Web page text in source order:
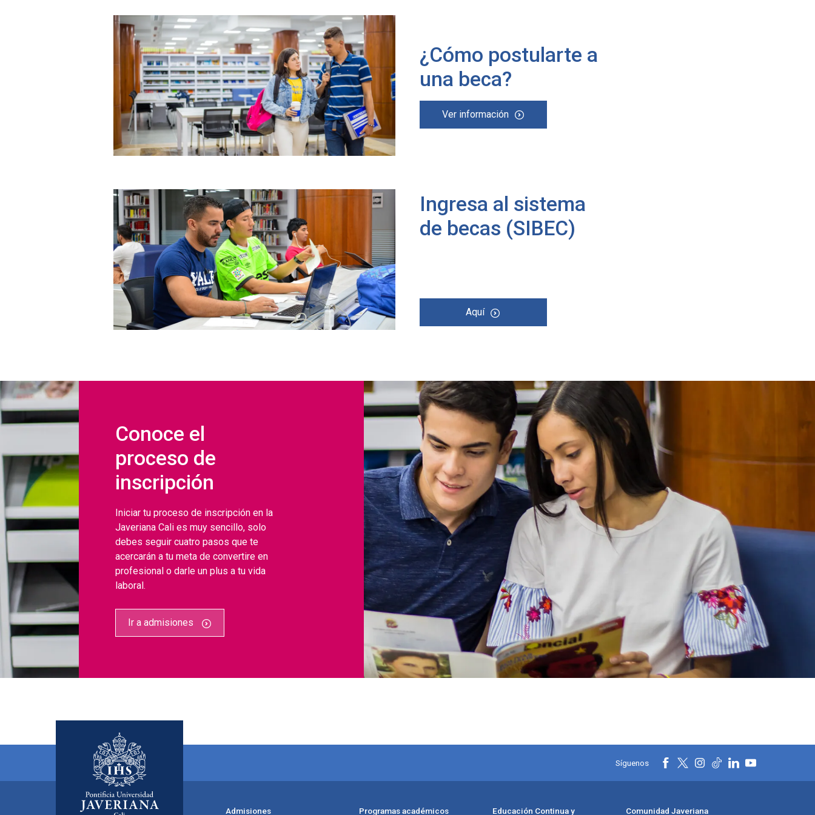
¿Cómo postularte a
una beca?
Ver información
Ingresa al sistema
de becas (SIBEC)
Aquí
Conoce el
proceso de
inscripción
Iniciar tu proceso de inscripción en la
Javeriana Cali es muy sencillo, solo
debes seguir cuatro pasos que te
acercarán a tu meta de convertire en
profesional o darle un plus a tu vida
laboral.
Ir a admisiones
Síguenos
Admisiones Programas académicos Educación Continua y Comunidad Javeriana